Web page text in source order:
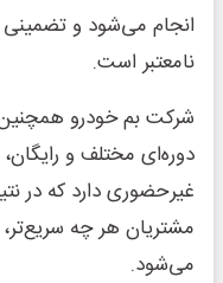
انجام می‌شود و تضمینی
نامعتبر است.
شرکت بم خودرو
دوره‌ای مختلف و
غیرحضوری دارد که در
مشتریان هر چه سریع‌تر،
می‌شود.